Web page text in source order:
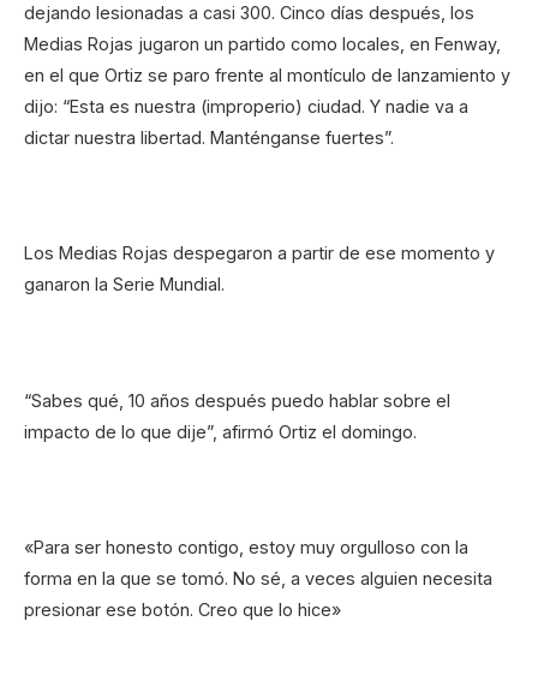
dejando lesionadas a casi 300. Cinco días después, los
Medias Rojas jugaron un partido como locales, en Fenway,
en el que Ortiz se paro frente al montículo de lanzamiento y
dijo: “Esta es nuestra (improperio) ciudad. Y nadie va a
dictar nuestra libertad. Manténganse fuertes”.
Los Medias Rojas despegaron a partir de ese momento y
ganaron la Serie Mundial.
“Sabes qué, 10 años después puedo hablar sobre el
impacto de lo que dije”, afirmó Ortiz el domingo.
«Para ser honesto contigo, estoy muy orgulloso con la
forma en la que se tomó. No sé, a veces alguien necesita
presionar ese botón. Creo que lo hice»